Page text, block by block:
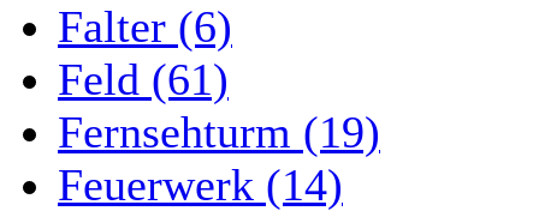
Falter (6)
Feld (61)
Fernsehturm (19)
Feuerwerk (14)